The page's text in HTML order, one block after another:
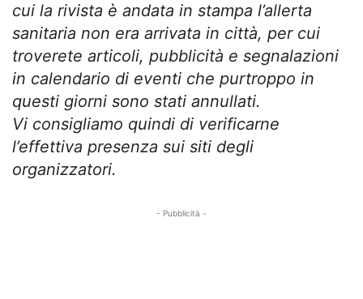
cui la rivista è andata in stampa l’allerta
sanitaria non era arrivata in città, per cui
troverete articoli, pubblicità e segnalazioni
in calendario di eventi che purtroppo in
questi giorni sono stati annullati.
Vi consigliamo quindi di verificarne
l’effettiva presenza sui siti degli
organizzatori.
- Pubblicità -